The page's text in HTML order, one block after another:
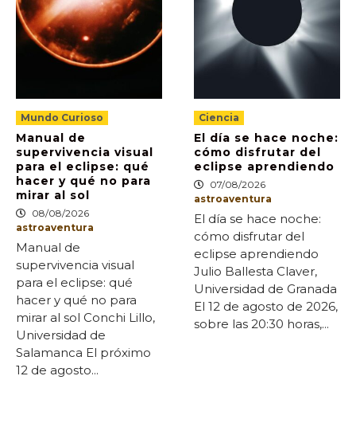
Mundo Curioso
Manual de
supervivencia visual
para el eclipse: qué
hacer y qué no para
mirar al sol
08/08/2026
astroaventura
Manual de
supervivencia visual
para el eclipse: qué
hacer y qué no para
mirar al sol Conchi Lillo,
Universidad de
Salamanca El próximo
12 de agosto...
Ciencia
El día se hace noche:
cómo disfrutar del
eclipse aprendiendo
07/08/2026
astroaventura
El día se hace noche:
cómo disfrutar del
eclipse aprendiendo
Julio Ballesta Claver,
Universidad de Granada
El 12 de agosto de 2026,
sobre las 20:30 horas,...